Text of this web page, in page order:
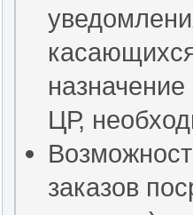
ЦР,
заказов